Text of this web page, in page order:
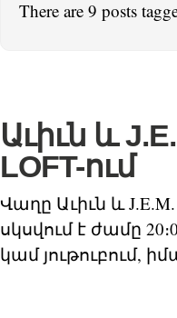
There are 9 posts
Աւիւն և
LOFT-ում
Վաղը Աւիւն և
սկսվում է ժամը
կամ յութուբում,